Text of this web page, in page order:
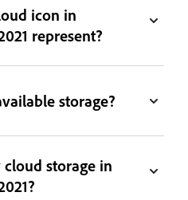
icon in
represent?
storage?
storage in